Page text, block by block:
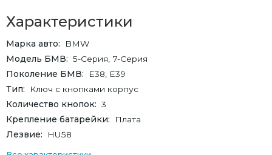
Характеристики
Марка авто
BMW
Модель БМВ
5-Серия, 7-Серия
Поколение БМВ
E38, E39
Тип
Ключ с кнопками корпус
Количество кнопок
3
Крепление батарейки
Плата
Лезвие
HU58